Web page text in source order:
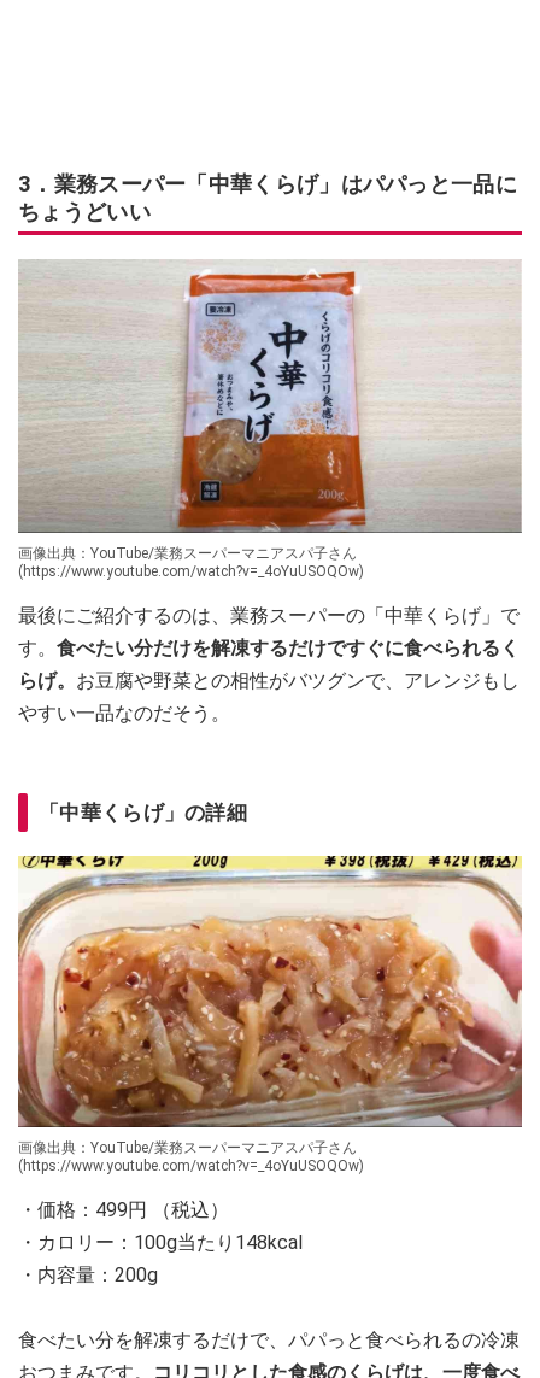
3．業務スーパー「中華くらげ」はパパっと一品に
ちょうどいい
画像出典：YouTube/業務スーパーマニアスパ子さん
(https://www.youtube.com/watch?v=_4oYuUSOQOw)
最後にご紹介するのは、業務スーパーの「中華くらげ」で
す。 食べたい分だけを解凍するだけですぐに食べられるく
らげ。 お豆腐や野菜との相性がバツグンで、アレンジもし
やすい一品なのだそう。
「中華くらげ」の詳細
画像出典：YouTube/業務スーパーマニアスパ子さん
(https://www.youtube.com/watch?v=_4oYuUSOQOw)
・価格：499円 （税込）
・カロリー：100g当たり148kcal
・内容量：200g
食べたい分を解凍するだけで、パパっと食べられるの冷凍
おつまみです。
コリコリとした食感のくらげは、一度食べ